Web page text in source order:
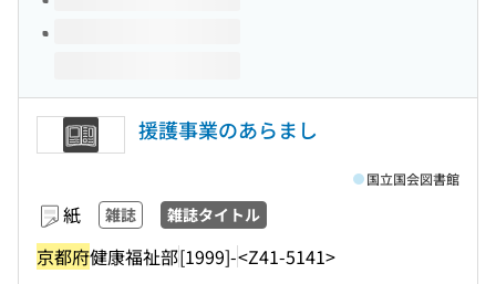
援護事業のあらまし
紙 雑誌 雑誌タイトル
京都府健康福祉部[1999]-<Z41-5141>
国立国会図書館